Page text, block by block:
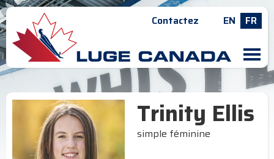
Contactez EN FR
M
Trinity Ellis
simple féminine